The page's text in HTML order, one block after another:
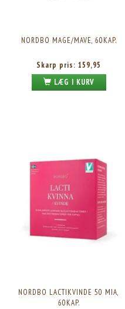
NORDBO MAGE/MAVE, 60KAP.
Skarp pris: 159,95
LÆG I KURV
NORDBO LACTIKVINDE 50 MIA,
60KAP.